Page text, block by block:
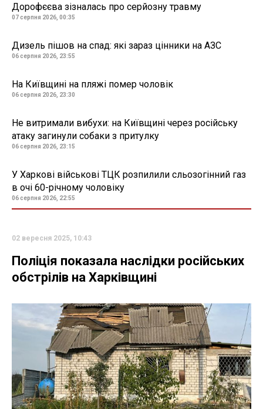
Дорофєєва зізналась про серйозну травму
07 серпня 2026, 00:35
Дизель пішов на спад: які зараз цінники на АЗС
06 серпня 2026, 23:55
На Київщині на пляжі помер чоловік
06 серпня 2026, 23:30
Не витримали вибухи: на Київщині через російську
атаку загинули собаки з притулку
06 серпня 2026, 23:15
У Харкові військові ТЦК розпилили сльозогінний газ
в очі 60-річному чоловіку
06 серпня 2026, 22:55
02 вересня 2025, 10:43
Поліція показала наслідки російських
обстрілів на Харківщині